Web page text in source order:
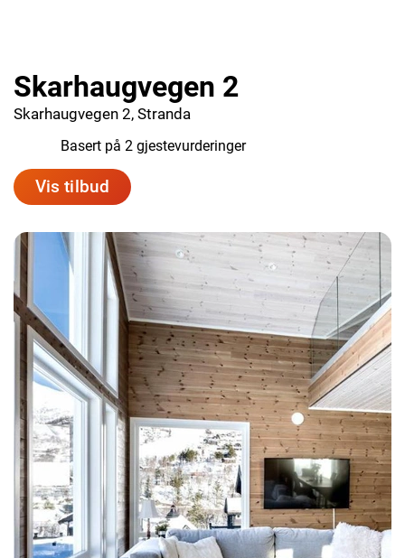
Skarhaugvegen 2
Skarhaugvegen 2, Stranda
Basert på 2 gjestevurderinger
Vis tilbud